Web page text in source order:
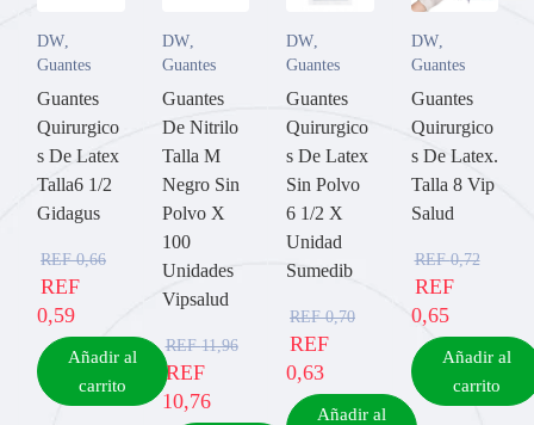
DW
Guantes
Guantes
Quirurgico
s De Latex
Talla6 1/2
Gidagus
REF0,66
REF
0,59
Añadir al
carrito
DW,
Guantes
Guantes
De Nitrilo
Talla M
Negro Sin
Polvo X
100
Unidades
Vipsalud
REF11,96
REF
10,76
DW
Guantes
Guantes
Quirurgico
s De Latex
Sin Polvo
6 1/2 X
Unidad
Sumedib
REF0,70
REF
0,63
Añadir al
DW,
Guantes
Guantes
Quirurgico
s De Latex.
Talla 8 Vip
Salud
REF0,72
REF
0,65
Añadir al
carrito